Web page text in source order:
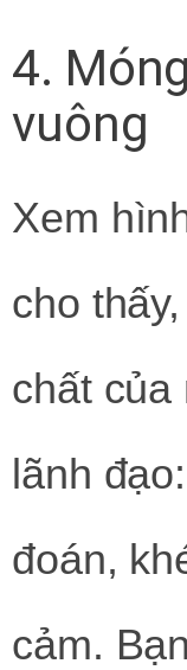
4.
vuông
Xem
cho
chất
lãnh
đoán,
cảm.